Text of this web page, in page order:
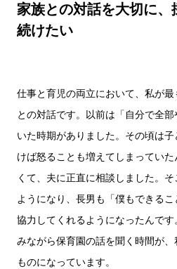
家族との対話を大切に
続けたい
仕事と育児の両立において、私が
との対話です。以前は「自分で全
いた時期がありました。その頃は
けば怒ることも増えてしまってい
くて、夫に正直に相談しました。
ようになり、長男も「僕もできる
協力してくれるようになったんで
みながら保育園の話を聞く時間が
ものになっています。